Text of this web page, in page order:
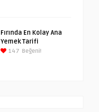
Fırında En Kolay Ana
Yemek Tarifi
147 Beğeni!